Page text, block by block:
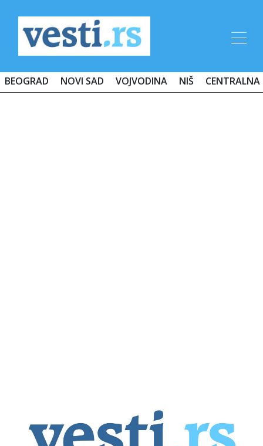
BEOGRAD NOVI SAD VOJVODINA NIŠ CENTRALNA